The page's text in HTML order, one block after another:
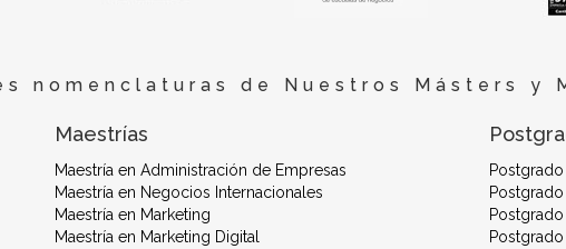
nomenclaturas de Nuestros Másters y
Maestrías
Maestría en Administración de Empresas
Maestría en Negocios Internacionales
Maestría en Marketing
Maestría en Marketing Digital